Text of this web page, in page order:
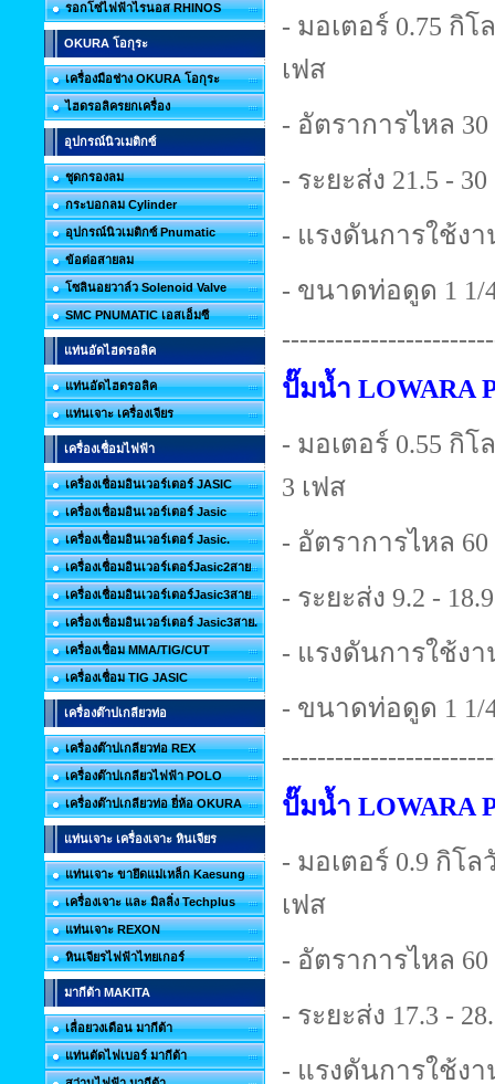
รอกโซ่ไฟฟ้าไรนอส RHINOS
OKURA โอกุระ
เครื่องมือช่าง OKURA โอกุระ
ไฮดรอลิครยกเครื่อง
อุปกรณ์นิวเมติกซ์
ชุดกรองลม
กระบอกลม Cylinder
อุปกรณ์นิวเมติกซ์ Pnumatic
ข้อต่อสายลม
โซลินอยวาล์ว Solenoid Valve
SMC PNUMATIC เอสเอ็มซี
แท่นอัดไฮดรอลิค
แท่นอัดไฮดรอลิค
แท่นเจาะ เครื่องเจียร
เครื่องเชื่อมไฟฟ้า
เครื่องเชื่อมอินเวอร์เตอร์ JASIC
เครื่องเชื่อมอินเวอร์เตอร์ Jasic
เครื่องเชื่อมอินเวอร์เตอร์ Jasic.
เครื่องเชื่อมอินเวอร์เตอร์Jasic2สาย
เครื่องเชื่อมอินเวอร์เตอร์Jasic3สาย
เครื่องเชื่อมอินเวอร์เตอร์ Jasic3สาย.
เครื่องเชื่อม MMA/TIG/CUT
เครื่องเชื่อม TIG JASIC
เครื่องต๊าปเกลียวท่อ
เครื่องต๊าปเกลียวท่อ REX
เครื่องต๊าปเกลียวไฟฟ้า POLO
เครื่องต๊าปเกลียวท่อ ยี่ห้อ OKURA
แท่นเจาะ เครื่องเจาะ หินเจียร
แท่นเจาะ ขายึดแม่เหล็ก Kaesung
เครื่องเจาะ และ มิลลิ่ง Techplus
แท่นเจาะ REXON
หินเจียรไฟฟ้าไทยเกอร์
มากีต้า MAKITA
เลื่อยวงเดือน มากีต้า
แท่นตัดไฟเบอร์ มากีต้า
- มอเตอร์ 0.75 กิโ
เฟส
- อัตราการไหล
- ระยะส่ง 21.5 -
- แรงดันการใช้งา
- ขนาดท่อดูด 1 1/
ปั๊มน้ำ LOWARA
- มอเตอร์ 0.55 กิโ
3 เฟส
- อัตราการไหล
- ระยะส่ง 9.2 -
- แรงดันการใช้งา
- ขนาดท่อดูด 1 1/
ปั๊มน้ำ LOWARA
- มอเตอร์ 0.9 กิโล
เฟส
- อัตราการไหล
- ระยะส่ง 17.3 -
- แรงดันการใช้งา